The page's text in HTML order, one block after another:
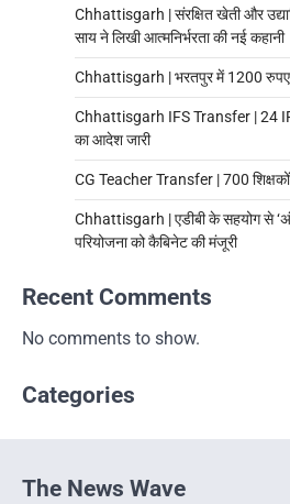
Chhattisgarh | संरक्षित खेती और
साय ने लिखी आत्मनिर्भरता की नई कहानी
Chhattisgarh | भरतपुर में 1200 रुपए
Chhattisgarh IFS Transfer | 24
का आदेश जारी
CG Teacher Transfer | 700
Chhattisgarh | एडीबी के सहयोग से
परियोजना को कैबिनेट की मंजूरी
Recent Comments
No comments to show.
Categories
The News Wave